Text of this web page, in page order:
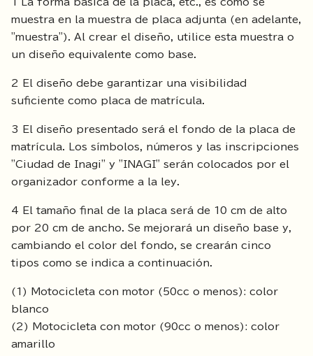
1 La forma básica de la placa, etc., es como se
muestra en la muestra de placa adjunta (en adelante,
"muestra"). Al crear el diseño, utilice esta muestra o
un diseño equivalente como base.
2 El diseño debe garantizar una visibilidad
suficiente como placa de matrícula.
3 El diseño presentado será el fondo de la placa de
matrícula. Los símbolos, números y las inscripciones
"Ciudad de Inagi" y "INAGI" serán colocados por el
organizador conforme a la ley.
4 El tamaño final de la placa será de 10 cm de alto
por 20 cm de ancho. Se mejorará un diseño base y,
cambiando el color del fondo, se crearán cinco
tipos como se indica a continuación.
(1) Motocicleta con motor (50cc o menos): color
blanco
(2) Motocicleta con motor (90cc o menos): color
amarillo